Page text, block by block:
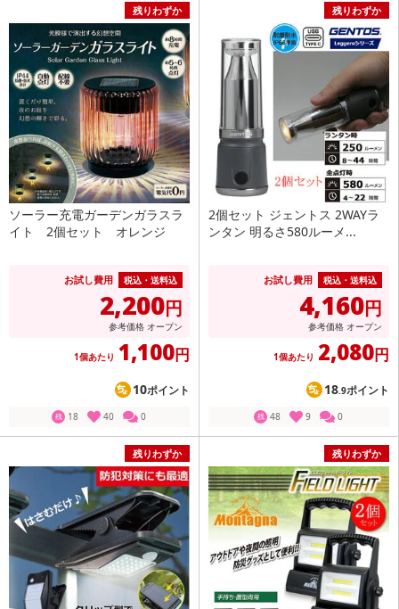
残りわずか
ソーラー充電ガーデンガラスラ
イト 2個セット オレンジ
お試し費用 税込・送料込
2,200円
参考価格 オープン
1個あたり 1,100円
10ポイント
残 18 40 0
残りわずか
2個セット ジェントス 2WAYラ
ンタン 明るさ580ルーメ...
お試し費用 税込・送料込
4,160円
参考価格 オープン
1個あたり 2,080円
18.9ポイント
残 48 9 0
残りわずか 残りわずか